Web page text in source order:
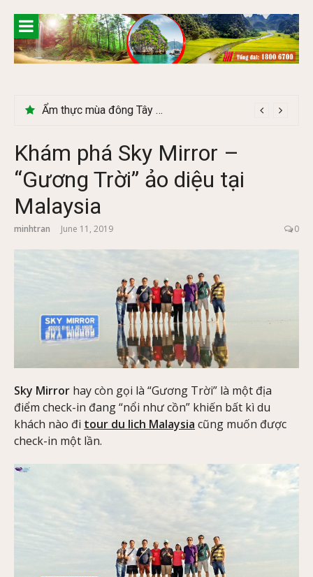
content
Lễ 2/9 có phải mùa du lịch Hà Giang đẹp không?
Khám phá Sky Mirror –
“Gương Trời” ảo diệu tại
Malaysia
minhtran June 11, 2019 0
Sky Mirror hay còn gọi là “Gương Trời” là một địa
điểm check-in đang “nổi như cồn” khiến bất kì du
khách nào đi tour du lich Malaysia cũng muốn được
check-in một lần.